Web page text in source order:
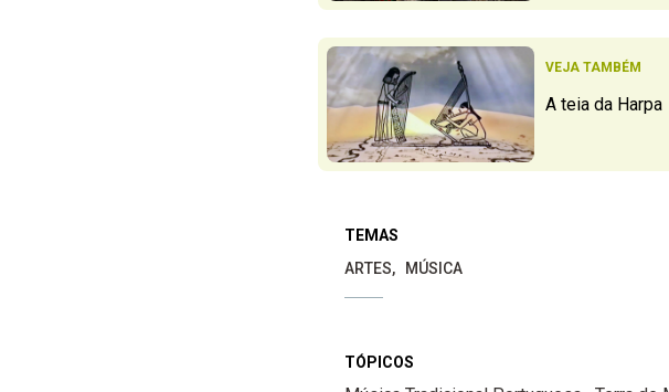
VEJA TAMBÉM
A teia da Harpa
TEMAS
ARTES
MÚSICA
TÓPICOS